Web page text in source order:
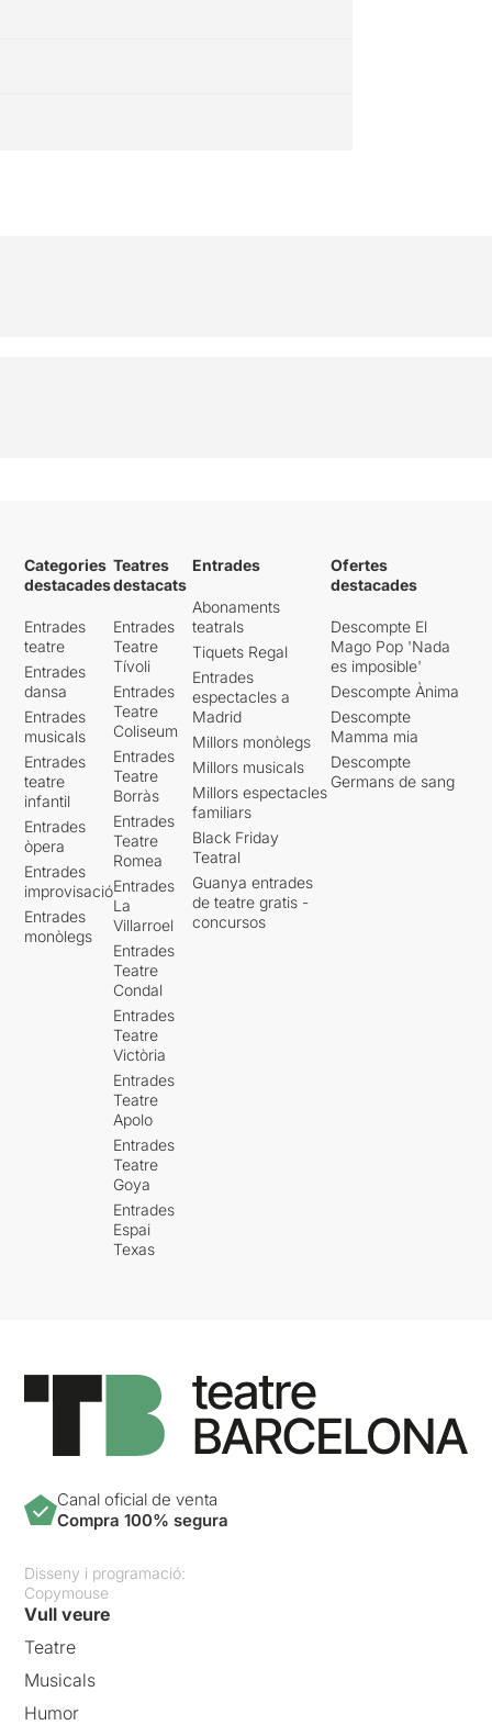
Categories
destacades
Entrades
teatre
Entrades
dansa
Entrades
musicals
Entrades
teatre
infantil
Entrades
òpera
Entrades
improvisació
Entrades
monòlegs
Teatres
destacats
Entrades
Teatre
Tívoli
Entrades
Teatre
Coliseum
Entrades
Teatre
Borràs
Entrades
Teatre
Romea
Entrades
La
Villarroel
Entrades
Teatre
Condal
Entrades
Teatre
Victòria
Entrades
Teatre
Apolo
Entrades
Teatre
Goya
Entrades
Espai
Texas
Entrades
Abonaments
teatrals
Tiquets Regal
Entrades
espectacles a
Madrid
Millors monòlegs
Millors musicals
Millors espectacles
familiars
Black Friday
Teatral
Guanya entrades
de teatre gratis -
concursos
Ofertes
destacades
Descompte El
Mago Pop 'Nada
es imposible'
Descompte Ànima
Descompte
Mamma mia
Descompte
Germans de sang
Canal oficial de venta
Compra 100% segura
Disseny i programació:
Copymouse
Vull veure
Teatre
Musicals
Humor